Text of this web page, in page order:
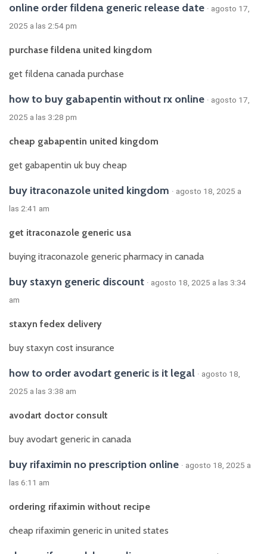
online order fildena generic release date · agosto 17,
2025 a las 2:54 pm
purchase fildena united kingdom
get fildena canada purchase
how to buy gabapentin without rx online · agosto 17,
2025 a las 3:28 pm
cheap gabapentin united kingdom
get gabapentin uk buy cheap
buy itraconazole united kingdom · agosto 18, 2025 a
las 2:41 am
get itraconazole generic usa
buying itraconazole generic pharmacy in canada
buy staxyn generic discount · agosto 18, 2025 a las 3:34
am
staxyn fedex delivery
buy staxyn cost insurance
how to order avodart generic is it legal · agosto 18,
2025 a las 3:38 am
avodart doctor consult
buy avodart generic in canada
buy rifaximin no prescription online · agosto 18, 2025 a
las 6:11 am
ordering rifaximin without recipe
cheap rifaximin generic in united states